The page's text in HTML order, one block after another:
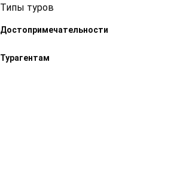
Типы туров
Достопримечательности
Турагентам